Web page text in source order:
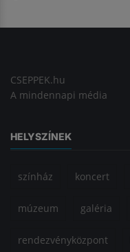
CSEPPEK.hu
A mindennapi média
HELYSZÍNEK
színház koncert
múzeum galéria
rendezvényközpont